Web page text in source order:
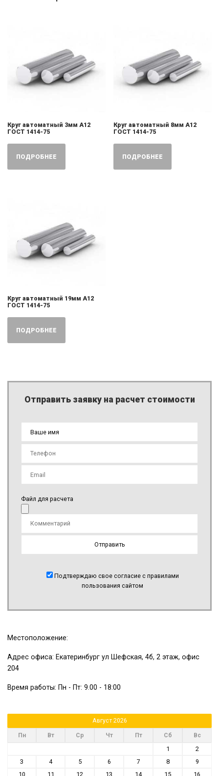
Круг автоматный 3мм А12
ГОСТ 1414-75
ПОДРОБНЕЕ
Круг автоматный 8мм А12
ГОСТ 1414-75
ПОДРОБНЕЕ
Круг автоматный 19мм А12
ГОСТ 1414-75
ПОДРОБНЕЕ
Отправить заявку на расчет стоимости
Файл для расчета
Подтверждаю свое согласие с правилами
пользования сайтом
Местоположение:
Адрес офиса: Екатеринбург ул Шефская, 4б, 2 этаж, офис
204
Время работы: Пн - Пт: 9.00 - 18:00
Август 2026
Пн
Вт Ср Чт Пт Сб
Вс
1
2
3
4 5 6 7 8
9
10
11 12 13 14 15
16